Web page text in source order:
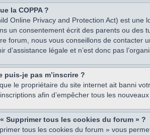
la COPPA ?
Online Privacy and Protection Act) est
un consentement écrit des parents ou des
forum, nous vous conseillons de contacter
d’assistance légale et n’est donc pas
puis-je pas m’inscrire ?
le propriétaire du site internet ait banni
afin d’empêcher tous les
Supprimer tous les cookies du forum » ?
tous les cookies du forum » vous